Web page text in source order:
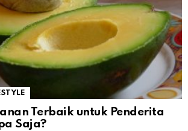
Terbaik untuk Penderita
Saja?